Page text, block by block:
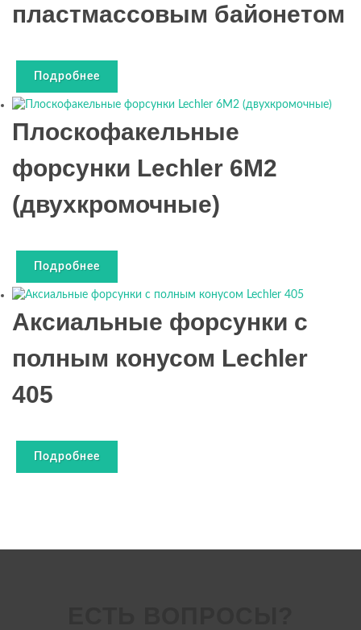
пластмассовым байонетом
Подробнее
Плоскофакельные
форсунки Lechler 6М2
(двухкромочные)
Подробнее
Аксиальные форсунки c
полным конусом Lechler
405
Подробнее